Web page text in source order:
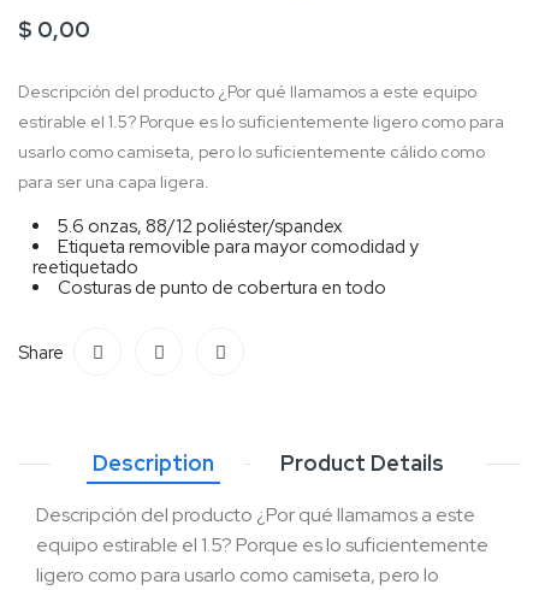
$ 0,00
Descripción del producto ¿Por qué llamamos a este equipo
estirable el 1.5? Porque es lo suficientemente ligero como para
usarlo como camiseta, pero lo suficientemente cálido como
para ser una capa ligera.
5.6 onzas, 88/12 poliéster/spandex
Etiqueta removible para mayor comodidad y
reetiquetado
Costuras de punto de cobertura en todo
Share
Description Product Details
Descripción del producto ¿Por qué llamamos a este
equipo estirable el 1.5?Porque es lo suficientemente
ligero como para usarlo como camiseta, pero lo